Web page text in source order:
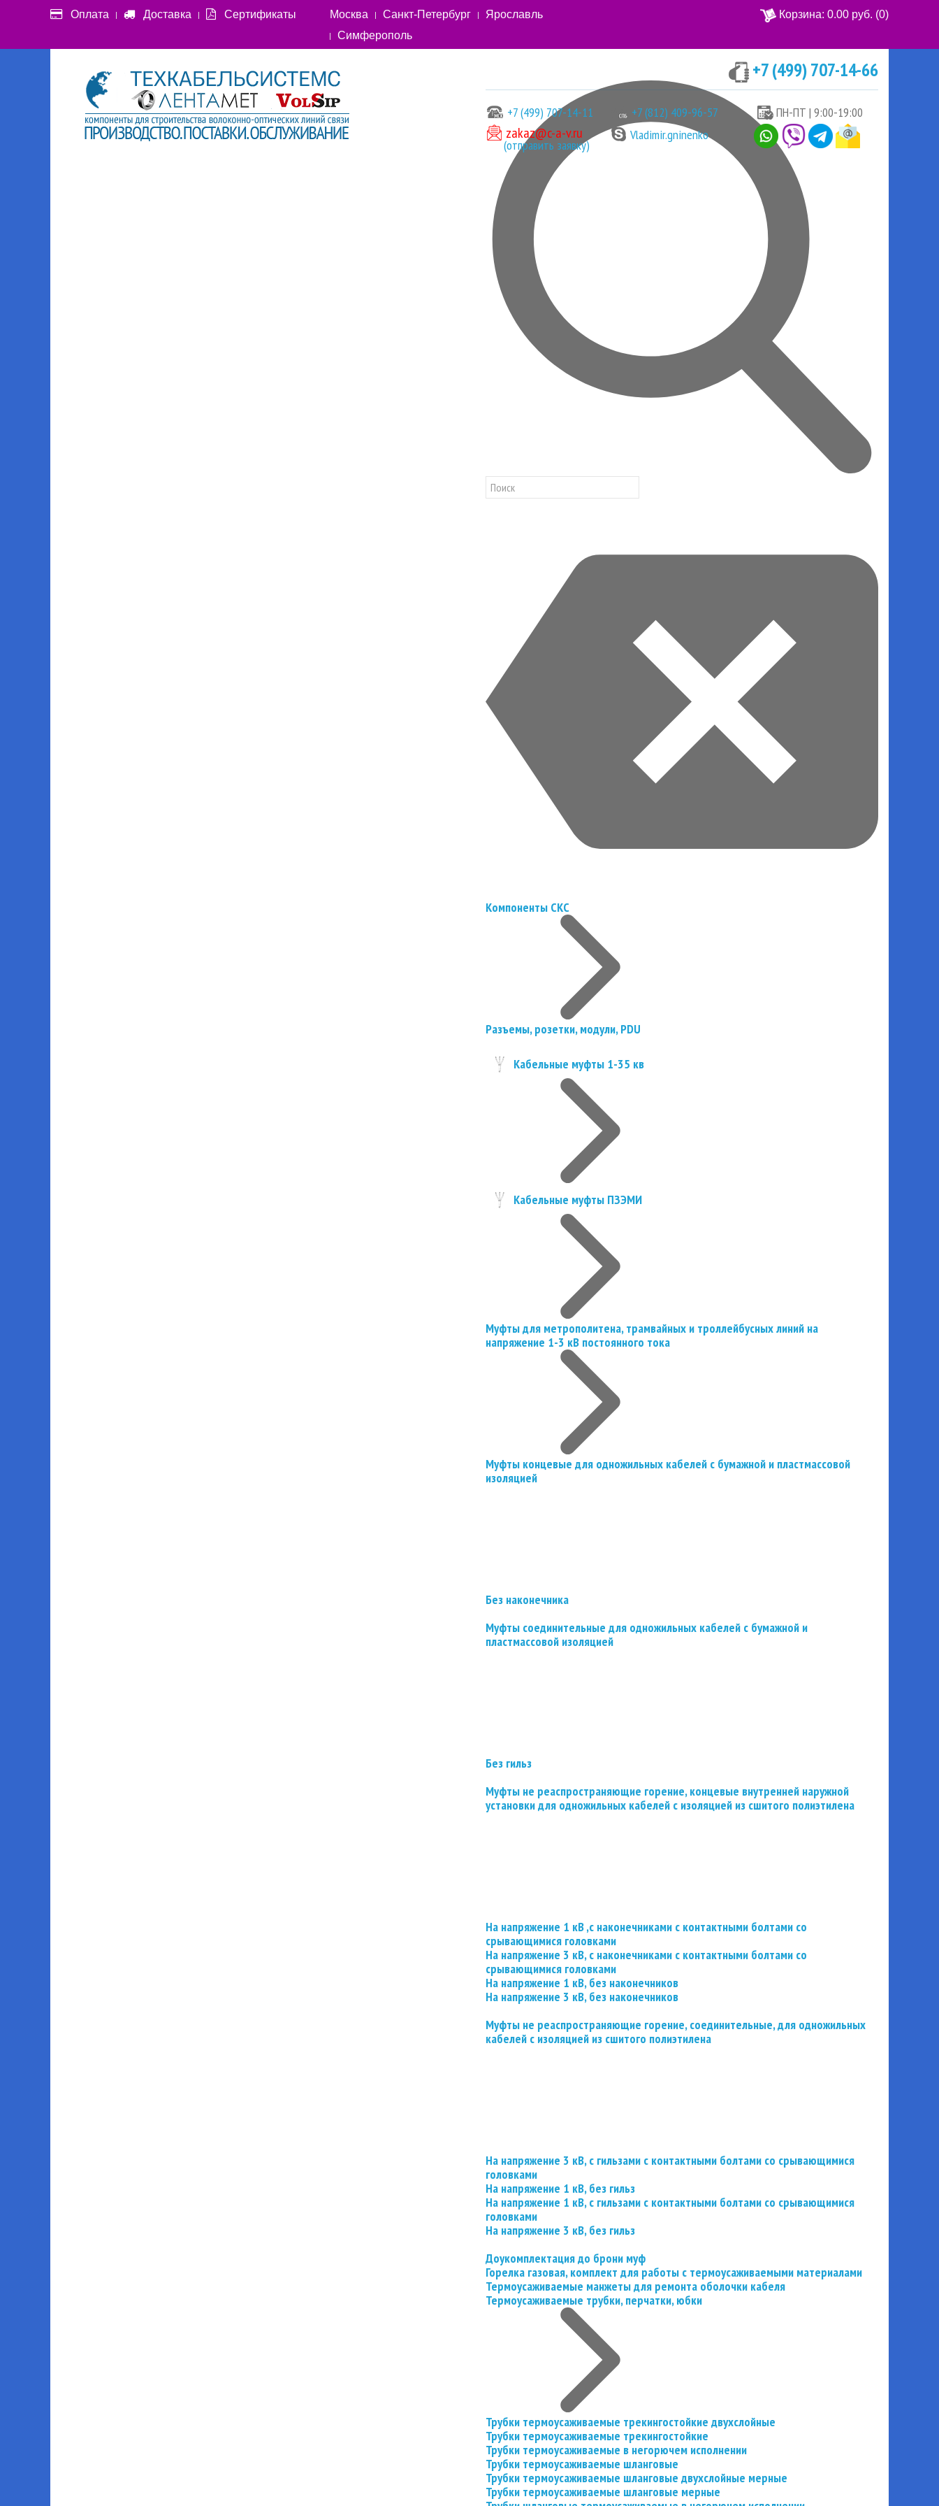
Оплата Доставка Сертификаты Москва Санкт-Петербург
Ярославль
Симферополь
Корзина: 0.00 руб. (0)
+7 (499) 707-14-66
+7 (499) 707-14-11 +7 (812) 409-96-57 ПН-ПТ | 9:00-19:00
zakaz@c-a-v.ru
(отправить заявку)
Vladimir.gninenko
Компоненты СКС
Разъемы, розетки, модули, PDU
Кабельные муфты 1-35 кв
Кабельные муфты ПЗЭМИ
Муфты для метрополитена, трамвайных и троллейбусных линий на
напряжение 1-3 кВ постоянного тока
Муфты концевые для одножильных кабелей с бумажной и пластмассовой
изоляцией
Без наконечника
Муфты соединительные для одножильных кабелей с бумажной и
пластмассовой изоляцией
Без гильз
Муфты не реаспространяющие горение, концевые внутренней наружной
установки для одножильных кабелей с изоляцией из сшитого полиэтилена
На напряжение 1 кВ ,с наконечниками с контактными болтами со
срывающимися головками
На напряжение 3 кВ, с наконечниками с контактными болтами со
срывающимися головками
На напряжение 1 кВ, без наконечников
На напряжение 3 кВ, без наконечников
Муфты не реаспространяющие горение, соединительные, для одножильных
кабелей с изоляцией из сшитого полиэтилена
На напряжение 3 кВ, с гильзами с контактными болтами со срывающимися
головками
На напряжение 1 кВ, без гильз
На напряжение 1 кВ, с гильзами с контактными болтами со срывающимися
головками
На напряжение 3 кВ, без гильз
Доукомплектация до брони муф
Горелка газовая, комплект для работы с термоусаживаемыми материалами
Термоусаживаемые манжеты для ремонта оболочки кабеля
Термоусаживаемые трубки, перчатки, юбки
Трубки термоусаживаемые трекингостойкие двухслойные
Трубки термоусаживаемые трекингостойкие
Трубки термоусаживаемые в негорючем исполнении
Трубки термоусаживаемые шланговые
Трубки термоусаживаемые шланговые двухслойные мерные
Трубки термоусаживаемые шланговые мерные